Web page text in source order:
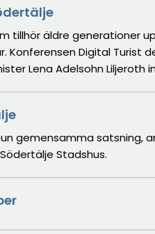
tillhör äldre generationer
Digital Turist
gemensamma satsning,
Stadshus.